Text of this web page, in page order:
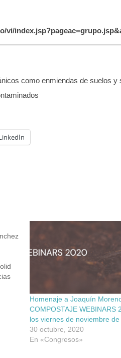
vi/
como enmiendas de suelos y
Homenaje a Joaquín
COMPOSTAJE WEBINARS
los viernes de noviembre de
30 octubre, 2020
En «Congresos»